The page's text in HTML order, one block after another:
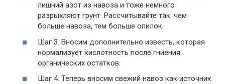
лишний азот из навоза и тоже немного
разрыхляют грунт. Рассчитывайте так: чем
больше навоза, тем больше опилок.
Шаг 3. Вносим дополнительно известь, которая
нормализует кислотность после гниения
органических остатков.
Шаг 4. Теперь вносим свежий навоз как источник